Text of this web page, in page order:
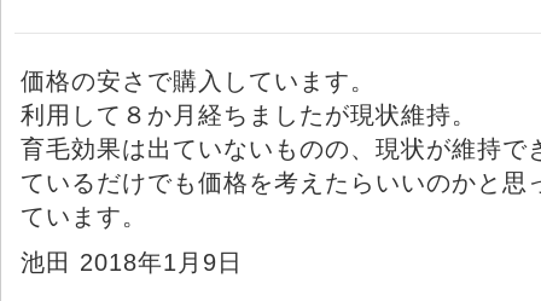
価格の安さで購入しています。
利用して８か月経ちましたが現状維持。
育毛効果は出ていないものの、現状が維持で
ているだけでも価格を考えたらいいのかと思
ています。
池田 2018年1月9日